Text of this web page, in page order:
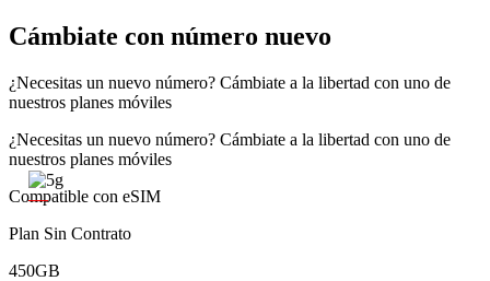
Cámbiate con número nuevo
¿Necesitas un nuevo número? Cámbiate a la libertad con uno de
nuestros planes móviles
¿Necesitas un nuevo número? Cámbiate a la libertad con uno de
nuestros planes móviles
Compatible con eSIM
Plan Sin Contrato
450GB